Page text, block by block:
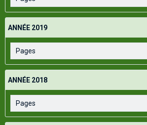
ANNÉE 2019
ANNÉE 2018